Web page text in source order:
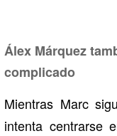
Álex Márquez
complicado
Mientras Marc
intenta centrarse